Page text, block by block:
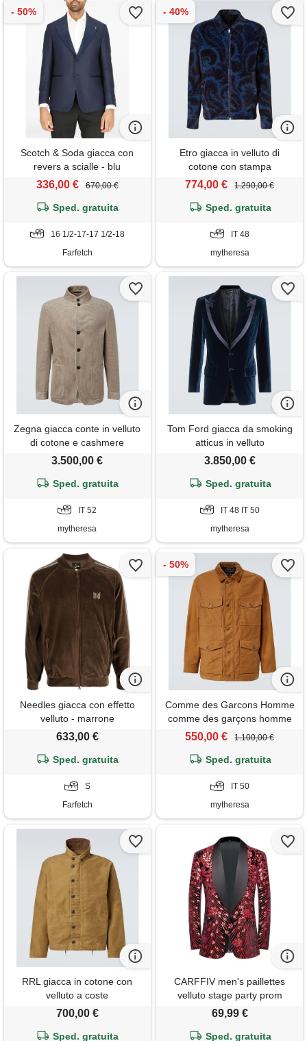
Scotch & Soda giacca con
revers a scialle - blu
336,00 € 670,00 €
Sped. gratuita
16 1/2-17-17 1/2-18
Farfetch
Etro giacca in velluto di
cotone con stampa
774,00 € 1.290,00 €
Sped. gratuita
IT 48
mytheresa
Zegna giacca conte in velluto
di cotone e cashmere
3.500,00 €
Sped. gratuita
IT 52
mytheresa
Tom Ford giacca da smoking
atticus in velluto
3.850,00 €
Sped. gratuita
IT 48 IT 50
mytheresa
Needles giacca con effetto
velluto - marrone
633,00 €
Sped. gratuita
S
Farfetch
Comme des Garcons Homme
comme des garçons homme
giacca in cotone con velluto a
550,00 € 1.100,00 €
Sped. gratuita
IT 50
mytheresa
RRL giacca in cotone con
velluto a coste
700,00 €
Sped. gratuita
CARFFIV men's paillettes
velluto stage party prom
wedding dinner symmetry suit
69,99 €
Sped. gratuita